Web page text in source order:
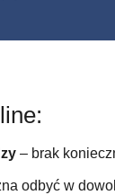
– brak
odbyć w